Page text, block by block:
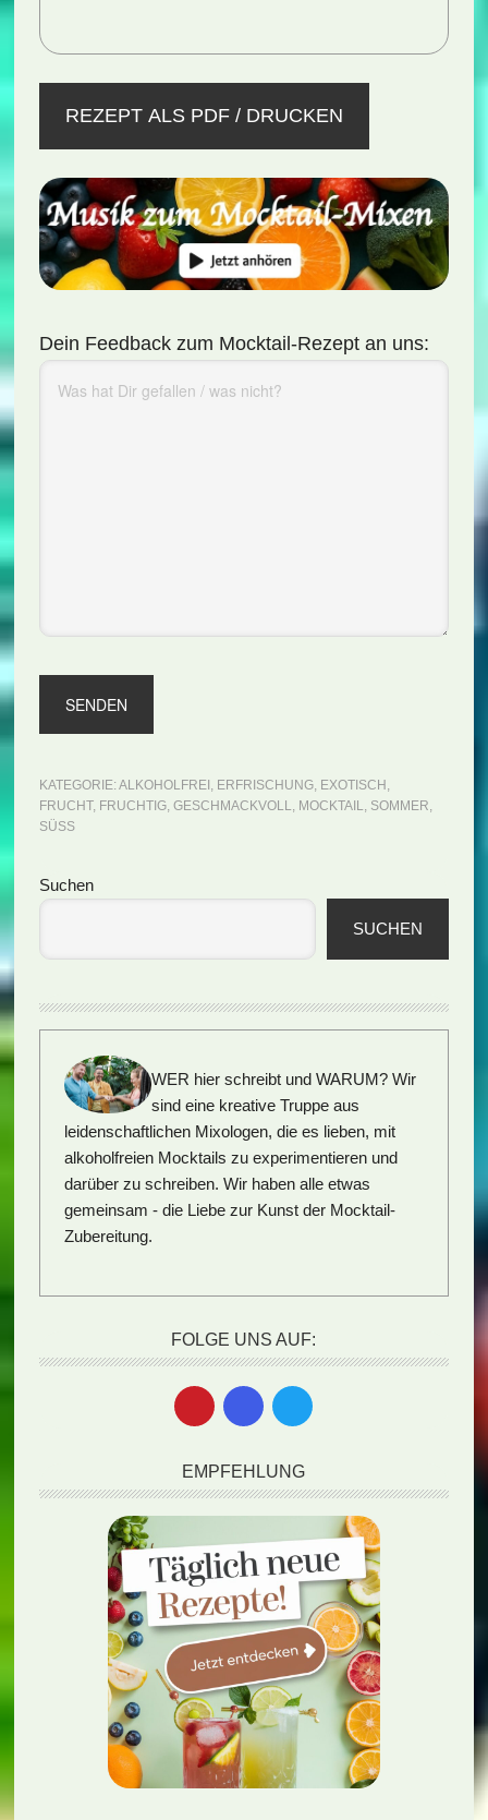
REZEPT ALS PDF / DRUCKEN
Dein Feedback zum Mocktail-Rezept an uns:
KATEGORIE: ALKOHOLFREI , ERFRISCHUNG, EXOTISCH ,
FRUCHT, FRUCHTIG, GESCHMACKVOLL, MOCKTAIL, SOMMER,
SÜSS
Seitenspalte
Suchen
SUCHEN
WER hier schreibt und WARUM? Wir
sind eine kreative Truppe aus
leidenschaftlichen Mixologen, die es lieben, mit
alkoholfreien Mocktails zu experimentieren und
darüber zu schreiben. Wir haben alle etwas
gemeinsam - die Liebe zur Kunst der Mocktail-
Zubereitung.
FOLGE UNS AUF:
EMPFEHLUNG